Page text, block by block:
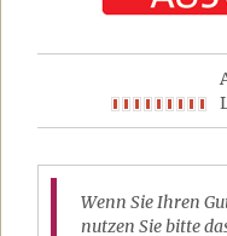
Wenn Sie Ihren
nutzen Sie bitte